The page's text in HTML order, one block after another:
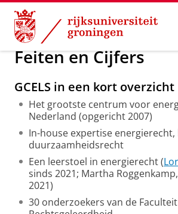
Skip
Content
Skip
Navigation
Over ons
Feiten en Cijfers
GCELS in een kort overzicht
Het grootste centrum voor
Nederland (opgericht 2007)
In-house expertise
duurzaamheidsrecht
Een leerstoel in energierecht (
sinds 2021; Martha
2021)
30 onderzoekers van de Faculteit